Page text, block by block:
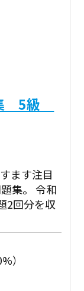
5級
ます注目
集。 令和
2回分を収
）